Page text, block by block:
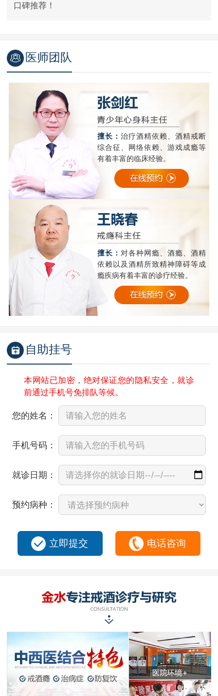
口碑推荐！
医师团队
擅长：治疗酒精依赖、酒精戒断
综合征、网络依赖、游戏成瘾等
有着丰富的临床经验。
擅长： 对各种网瘾、酒瘾、酒精
依赖以及酒精所致精神障碍等成
瘾疾病有着丰富的诊疗经验。
自助挂号
本网站已加密，绝对保证您的隐私安全，就诊
前通过手机号免排队等候。
您的姓名：
手机号码：
就诊日期：
预约病种：
立即提交 电话咨询